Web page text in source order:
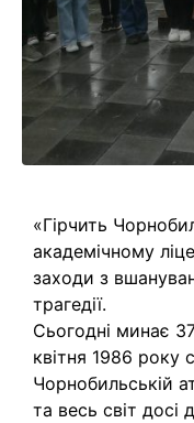
«Гірчить
академічному
заходи з
трагедії.
Сьогодні минає
квітня 1986 року
Чорнобильській
та весь світ досі